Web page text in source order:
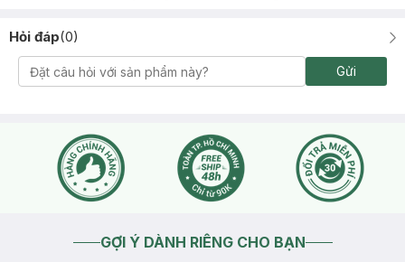
Hỏi đáp(0)
Gửi
GỢI Ý DÀNH RIÊNG CHO BẠN